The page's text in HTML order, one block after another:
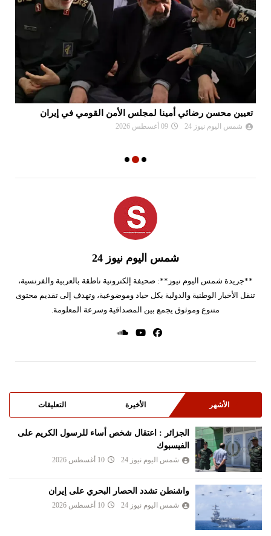
تعيين محسن رضائي أمينا لمجلس الأمن القومي في إيران
شمس اليوم نيوز 24 09 أغسطس 2026
شمس اليوم نيوز 24
**جريدة شمس اليوم نيوز**: صحيفة إلكترونية ناطقة بالعربية والفرنسية،
تنقل الأخبار الوطنية والدولية بكل حياد وموضوعية، وتهدف إلى تقديم محتوى
متنوع وموثوق يجمع بين المصداقية وسرعة المعلومة.
الأشهر الأخيرة التعليقات
الجزائر : اعتقال شخص أساء للرسول الكريم على
الفيسبوك
شمس اليوم نيوز 24 10 أغسطس 2026
واشنطن تشدد الحصار البحري على إيران
شمس اليوم نيوز 24 10 أغسطس 2026